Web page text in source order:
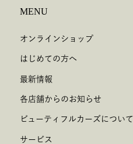
MENU
オンラインショップ
はじめての方へ
最新情報
各店舗からのお知らせ
ビューティフルカーズについて
サービス